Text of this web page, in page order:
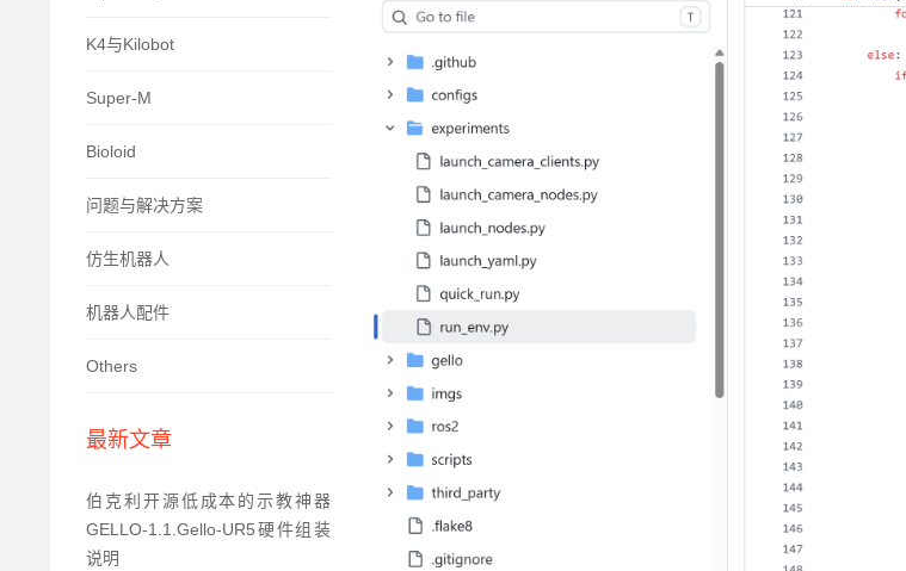
K4与Kilobot
Super-M
Bioloid
问题与解决方案
仿生机器人
机器人配件
Others
最新文章
伯克利开源低成本的示教神器
GELLO-1.1.Gello-UR5硬件组装
说明